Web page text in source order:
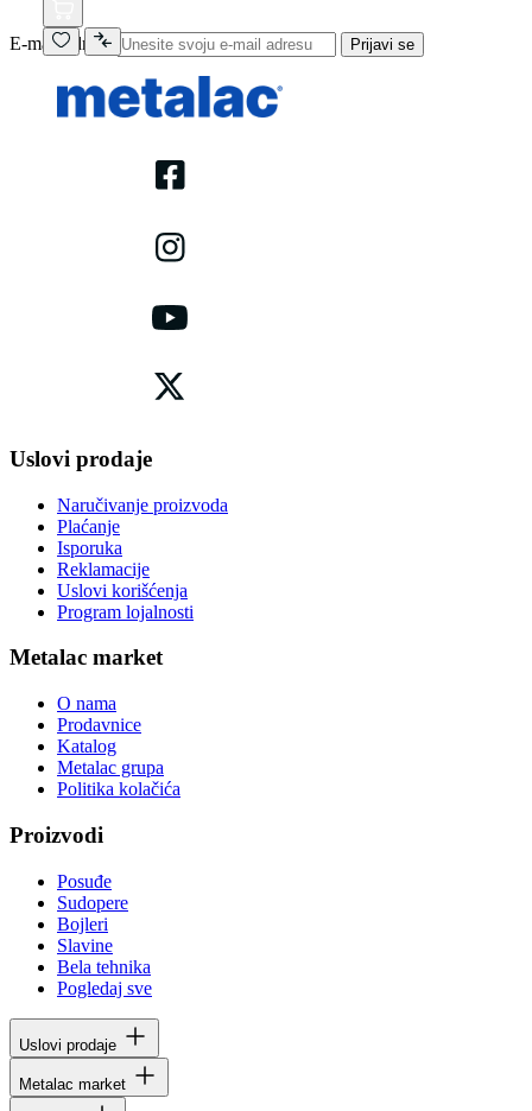
E-mail adresa Prijavi se
Uslovi prodaje
Naručivanje proizvoda
Plaćanje
Isporuka
Reklamacije
Uslovi korišćenja
Program lojalnosti
Metalac market
O nama
Prodavnice
Katalog
Metalac grupa
Politika kolačića
Proizvodi
Posuđe
Sudopere
Bojleri
Slavine
Bela tehnika
Pogledaj sve
Uslovi prodaje
Metalac market